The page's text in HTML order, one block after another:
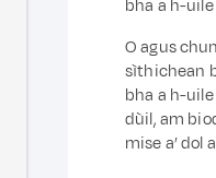
bha a h-uile
O agus
sìthichean
bha a h-
dùil, am
mise a’ dol